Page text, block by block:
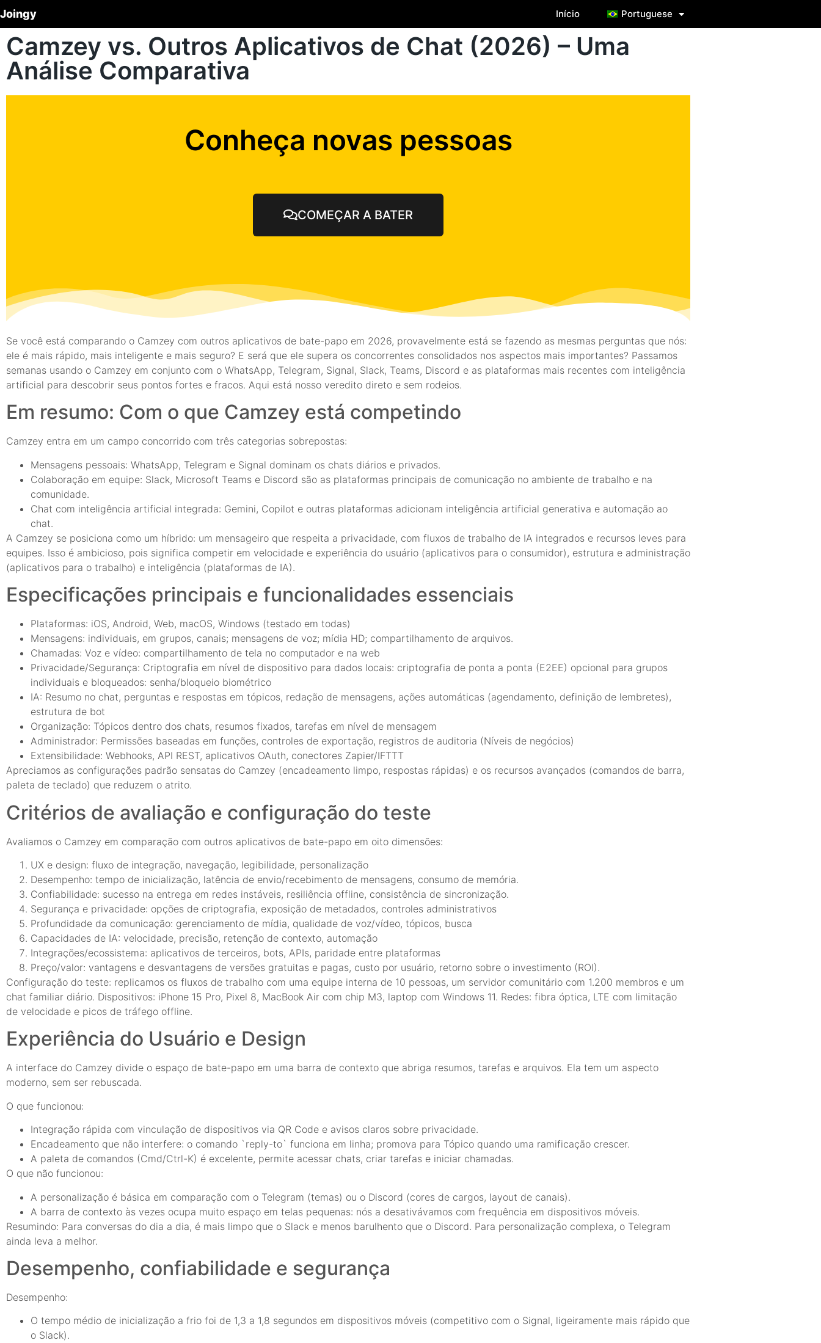
Joingy Início Portuguese
Camzey vs. Outros Aplicativos de Chat (2026) – Uma
Análise Comparativa
Conheça novas pessoas
COMEÇAR A BATER
Se você está comparando o Camzey com outros aplicativos de bate-papo em 2026, provavelmente está se fazendo as mesmas perguntas que nós:
ele é mais rápido, mais inteligente e mais seguro? E será que ele supera os concorrentes consolidados nos aspectos mais importantes? Passamos
semanas usando o Camzey em conjunto com o WhatsApp, Telegram, Signal, Slack, Teams, Discord e as plataformas mais recentes com inteligência
artificial para descobrir seus pontos fortes e fracos. Aqui está nosso veredito direto e sem rodeios.
Em resumo: Com o que Camzey está competindo
Camzey entra em um campo concorrido com três categorias sobrepostas:
Mensagens pessoais: WhatsApp, Telegram e Signal dominam os chats diários e privados.
Colaboração em equipe: Slack, Microsoft Teams e Discord são as plataformas principais de comunicação no ambiente de trabalho e na
comunidade.
Chat com inteligência artificial integrada: Gemini, Copilot e outras plataformas adicionam inteligência artificial generativa e automação ao
chat.
A Camzey se posiciona como um híbrido: um mensageiro que respeita a privacidade, com fluxos de trabalho de IA integrados e recursos leves para
equipes. Isso é ambicioso, pois significa competir em velocidade e experiência do usuário (aplicativos para o consumidor), estrutura e administração
(aplicativos para o trabalho) e inteligência (plataformas de IA).
Especificações principais e funcionalidades essenciais
Plataformas: iOS, Android, Web, macOS, Windows (testado em todas)
Mensagens: individuais, em grupos, canais; mensagens de voz; mídia HD; compartilhamento de arquivos.
Chamadas: Voz e vídeo: compartilhamento de tela no computador e na web
Privacidade/Segurança: Criptografia em nível de dispositivo para dados locais: criptografia de ponta a ponta (E2EE) opcional para grupos
individuais e bloqueados: senha/bloqueio biométrico
IA: Resumo no chat, perguntas e respostas em tópicos, redação de mensagens, ações automáticas (agendamento, definição de lembretes),
estrutura de bot
Organização: Tópicos dentro dos chats, resumos fixados, tarefas em nível de mensagem
Administrador: Permissões baseadas em funções, controles de exportação, registros de auditoria (Níveis de negócios)
Extensibilidade: Webhooks, API REST, aplicativos OAuth, conectores Zapier/IFTTT
Apreciamos as configurações padrão sensatas do Camzey (encadeamento limpo, respostas rápidas) e os recursos avançados (comandos de barra,
paleta de teclado) que reduzem o atrito.
Critérios de avaliação e configuração do teste
Avaliamos o Camzey em comparação com outros aplicativos de bate-papo em oito dimensões:
UX e design: fluxo de integração, navegação, legibilidade, personalização
Desempenho: tempo de inicialização, latência de envio/recebimento de mensagens, consumo de memória.
Confiabilidade: sucesso na entrega em redes instáveis, resiliência offline, consistência de sincronização.
Segurança e privacidade: opções de criptografia, exposição de metadados, controles administrativos
Profundidade da comunicação: gerenciamento de mídia, qualidade de voz/vídeo, tópicos, busca
Capacidades de IA: velocidade, precisão, retenção de contexto, automação
Integrações/ecossistema: aplicativos de terceiros, bots, APIs, paridade entre plataformas
Preço/valor: vantagens e desvantagens de versões gratuitas e pagas, custo por usuário, retorno sobre o investimento (ROI).
Configuração do teste: replicamos os fluxos de trabalho com uma equipe interna de 10 pessoas, um servidor comunitário com 1.200 membros e um
chat familiar diário. Dispositivos: iPhone 15 Pro, Pixel 8, MacBook Air com chip M3, laptop com Windows 11. Redes: fibra óptica, LTE com limitação
de velocidade e picos de tráfego offline.
Experiência do Usuário e Design
A interface do Camzey divide o espaço de bate-papo em uma barra de contexto que abriga resumos, tarefas e arquivos. Ela tem um aspecto
moderno, sem ser rebuscada.
O que funcionou:
Integração rápida com vinculação de dispositivos via QR Code e avisos claros sobre privacidade.
Encadeamento que não interfere: o comando `reply-to` funciona em linha; promova para Tópico quando uma ramificação crescer.
A paleta de comandos (Cmd/Ctrl-K) é excelente, permite acessar chats, criar tarefas e iniciar chamadas.
O que não funcionou:
A personalização é básica em comparação com o Telegram (temas) ou o Discord (cores de cargos, layout de canais).
A barra de contexto às vezes ocupa muito espaço em telas pequenas: nós a desativávamos com frequência em dispositivos móveis.
Resumindo: Para conversas do dia a dia, é mais limpo que o Slack e menos barulhento que o Discord. Para personalização complexa, o Telegram
ainda leva a melhor.
Desempenho, confiabilidade e segurança
Desempenho:
O tempo médio de inicialização a frio foi de 1,3 a 1,8 segundos em dispositivos móveis (competitivo com o Signal, ligeiramente mais rápido que
o Slack).